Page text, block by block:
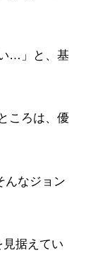
…」と、基
ころは、優
んなジョン
据えてい